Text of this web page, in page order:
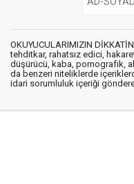
OKUYUCULARIMIZIN
tehditkar, rahatsız edici,
düşürücü, kaba, pornografik,
da benzeri niteliklerde
idari sorumluluk içeriği